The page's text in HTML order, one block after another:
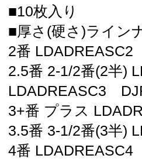
■10枚入り
■厚さ(硬さ)ライン
2番
2.5番 2-1/2番(2半)
LDADREASC3
3+番 プラス
3.5番 3-1/2番(3半)
4番